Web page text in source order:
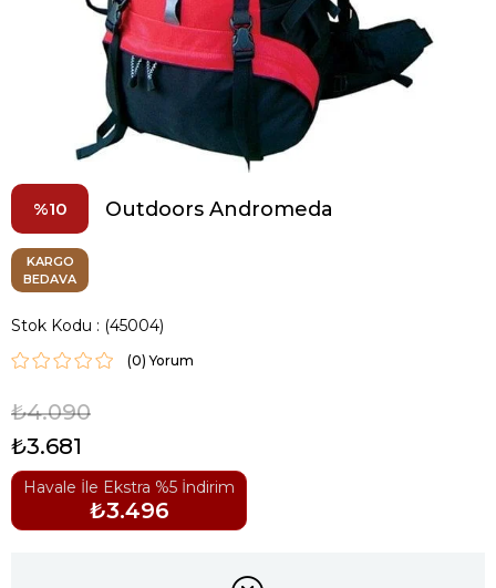
10 Outdoors Andromeda
KARGO
BEDAVA
Stok Kodu (45004)
(0)
₺4.090
₺3.681
Havale İle Ekstra %5 İndirim
₺3.496